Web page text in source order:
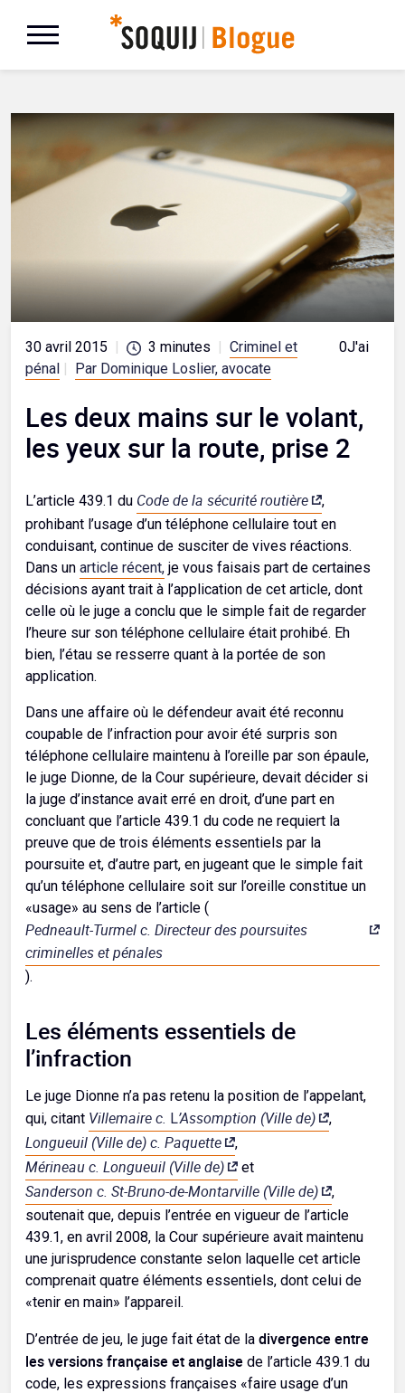
30 avril 2015 | 3 minutes | Criminel et
pénal | Par Dominique Loslier, avocate
0J'aime
Les deux mains sur le volant,
les yeux sur la route, prise 2
L’article 439.1 du Code de la sécurité routière
,
prohibant l’usage d’un téléphone cellulaire tout en
conduisant, continue de susciter de vives réactions.
Dans un article récent, je vous faisais part de certaines
décisions ayant trait à l’application de cet article, dont
celle où le juge a conclu que le simple fait de regarder
l’heure sur son téléphone cellulaire était prohibé. Eh
bien, l’étau se resserre quant à la portée de son
application.
Dans une affaire où le défendeur avait été reconnu
coupable de l’infraction pour avoir été surpris son
téléphone cellulaire maintenu à l’oreille par son épaule,
le juge Dionne, de la Cour supérieure, devait décider si
la juge d’instance avait erré en droit, d’une part en
concluant que l’article 439.1 du code ne requiert la
preuve que de trois éléments essentiels par la
poursuite et, d’autre part, en jugeant que le simple fait
qu’un téléphone cellulaire soit sur l’oreille constitue un
«usage» au sens de l’article (
Pedneault-Turmel c. Directeur des poursuites
criminelles et pénales
).
Les éléments essentiels de
l’infraction
Le juge Dionne n’a pas retenu la position de l’appelant,
qui, citant Villemairec. L’Assomption (Ville de) ,
Longueuil (Ville de)c. Paquette ,
Mérineauc. Longueuil (Ville de) et
Sanderson c. St-Bruno-de-Montarville (Ville de)
,
soutenait que, depuis l’entrée en vigueur de l’article
439.1, en avril 2008, la Cour supérieure avait maintenu
une jurisprudence constante selon laquelle cet article
comprenait quatre éléments essentiels, dont celui de
«tenir en main» l’appareil.
D’entrée de jeu, le juge fait état de la divergence entre
les versions française et anglaise de l’article 439.1 du
code, les expressions françaises «faire usage d’un